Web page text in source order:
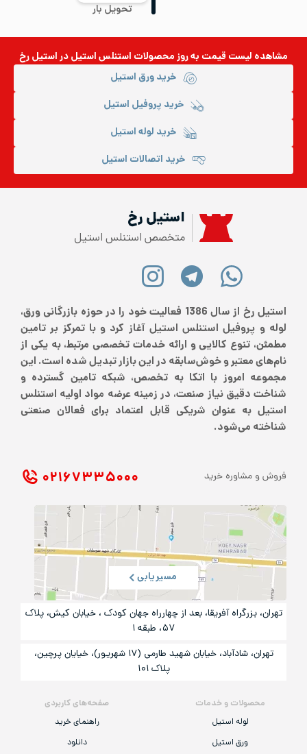
تحویل بار
مشاهده لیست قیمت به روزمحصولات استنلس استیلدر استیل رخ
خرید ورق استیل
خرید پروفیل استیل
خرید لوله استیل
خرید اتصالات استیل
استیل رخ
متخصص استنلس استیل
استیل رخ از سال 1386 فعالیت خود را در حوزه بازرگانی ورق،
لوله و پروفیل استنلس استیل آغاز کرد و با تمرکز بر تامین
مطمئن، تنوع کالایی و ارائه خدمات تخصصی مرتبط، به یکی از
نام‌های معتبر و خوش‌سابقه در این بازار تبدیل شده است. این
مجموعه امروز با اتکا به تخصص، شبکه تامین گسترده و
شناخت دقیق نیاز صنعت، در زمینه عرضه مواد اولیه استنلس
استیل به عنوان شریکی قابل اعتماد برای فعالان صنعتی
شناخته می‌شود.
محصولات و خدمات
لوله استیل
ورق استیل
صفحه‌های کاربردی
راهنمای خرید
دانلود
فروش و مشاوره خرید ۰۲۱ ۶۷۳۳۵۰۰۰
مسیریابی
تهران، بزرگراه آفریقا، بعد از چهارراه جهان کودک ، خیابان کیش، پلاک
۵۷، طبقه ۱
تهران، شادآباد، خیابان شهید طارمی (۱۷ شهریور)، خیایان پرچین،
پلاک ۱۰۱